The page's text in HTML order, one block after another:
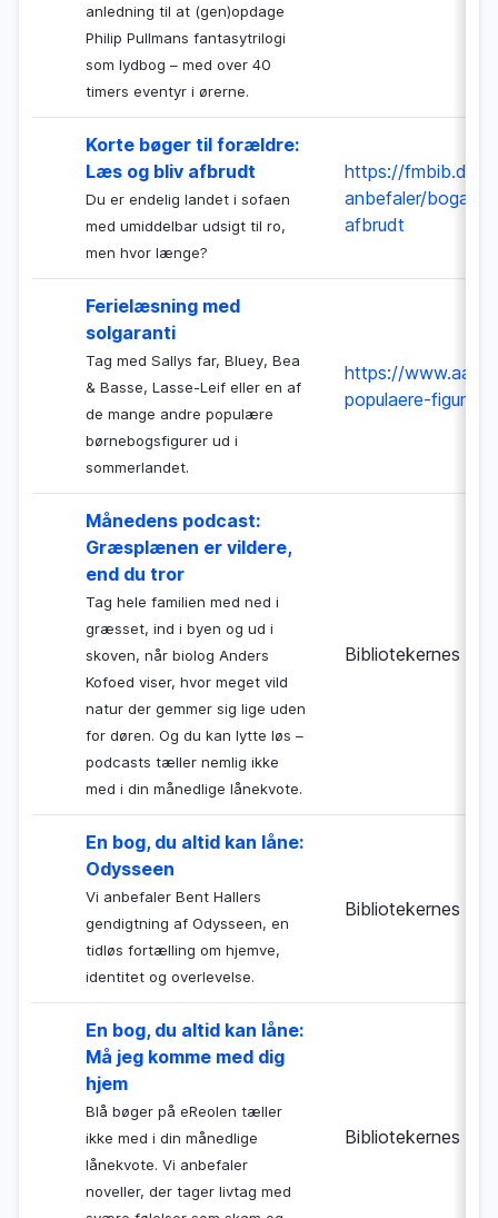
anledning til at (gen)opdage
Philip Pullmans fantasytrilogi
som lydbog – med over 40
timers eventyr i ørerne.
Korte bøger til forældre:
Læs og bliv afbrudt
Du er endelig landet i sofaen
med umiddelbar udsigt til ro,
men hvor længe?
https://fmbib.dk/
anbefaler/
afbrudt
Ferielæsning med
solgaranti
Tag med Sallys far, Bluey, Bea
& Basse, Lasse-Leif eller en af
de mange andre populære
børnebogsfigurer ud i
sommerlandet.
https://
populaere-
Månedens podcast:
Græsplænen er vildere,
end du tror
Tag hele familien med ned i
græsset, ind i byen og ud i
skoven, når biolog Anders
Kofoed viser, hvor meget vild
natur der gemmer sig lige uden
for døren. Og du kan lytte løs –
podcasts tæller nemlig ikke
med i din månedlige lånekvote.
Bibliotekernes
En bog, du altid kan låne:
Odysseen
Vi anbefaler Bent Hallers
gendigtning af Odysseen, en
tidløs fortælling om hjemve,
identitet og overlevelse.
Bibliotekernes
En bog, du altid kan låne:
Må jeg komme med dig
hjem
Blå bøger på eReolen tæller
ikke med i din månedlige
lånekvote. Vi anbefaler
noveller, der tager livtag med
Bibliotekernes